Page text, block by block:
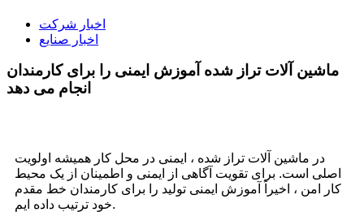
اخبار شرکت
اخبار صنایع
ماشین آلات تراز شده آموزش ایمنی را برای کارمندان
انجام می دهد
در ماشین آلات تراز شده ، ایمنی در محل کار همیشه اولویت
اصلی است. برای تقویت آگاهی از ایمنی و اطمینان از یک محیط
کار امن ، اخیراً آموزش ایمنی تولید را برای کارمندان خط مقدم
خود ترتیب داده ایم.